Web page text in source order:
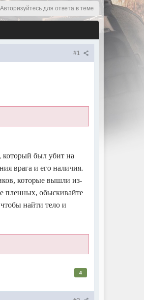
Авторизуйтесь для ответа в теме
#1
который был убит на
врага и его наличия.
которые вышли из-
пленных, обыскивайте
найти тело и
4